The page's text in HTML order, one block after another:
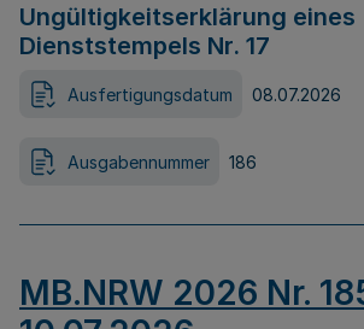
Ungültigkeitserklärung eines
Dienststempels Nr. 17
Ausfertigungsdatum 08.07.2026
Ausgabennummer 186
MB.NRW 2026 Nr.